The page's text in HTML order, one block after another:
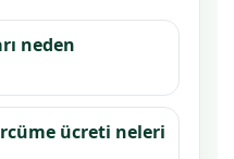
neden
ücreti neleri